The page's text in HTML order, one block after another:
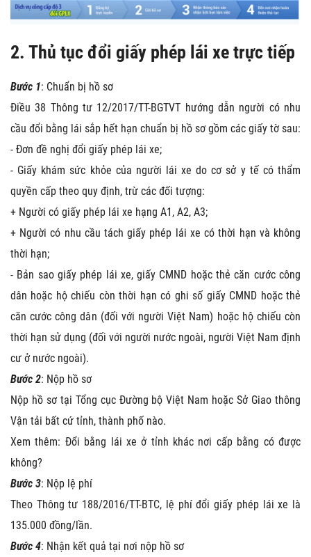
2. Thủ tục đổi giấy phép lái xe trực tiếp
Bước 1: Chuẩn bị hồ sơ
Điều 38 Thông tư 12/2017/TT-BGTVT hướng dẫn người có nhu
cầu đổi bằng lái sắp hết hạn chuẩn bị hồ sơ gồm các giấy tờ sau:
- Đơn đề nghị đổi giấy phép lái xe;
- Giấy khám sức khỏe của người lái xe do cơ sở y tế có thẩm
quyền cấp theo quy định, trừ các đối tượng:
+ Người có giấy phép lái xe hạng A1, A2, A3;
+ Người có nhu cầu tách giấy phép lái xe có thời hạn và không
thời hạn;
- Bản sao giấy phép lái xe, giấy CMND hoặc thẻ căn cước công
dân hoặc hộ chiếu còn thời hạn có ghi số giấy CMND hoặc thẻ
căn cước công dân (đối với người Việt Nam) hoặc hộ chiếu còn
thời hạn sử dụng (đối với người nước ngoài, người Việt Nam định
cư ở nước ngoài).
Bước 2: Nộp hồ sơ
Nộp hồ sơ tại Tổng cục Đường bộ Việt Nam hoặc Sở Giao thông
Vận tải bất cứ tỉnh, thành phố nào.
Xem thêm: Đổi bằng lái xe ở tỉnh khác nơi cấp bằng có được
không?
Bước 3: Nộp lệ phí
Theo Thông tư 188/2016/TT-BTC, lệ phí đổi giấy phép lái xe là
135.000 đồng/lần.
Bước 4: Nhận kết quả tại nơi nộp hồ sơ